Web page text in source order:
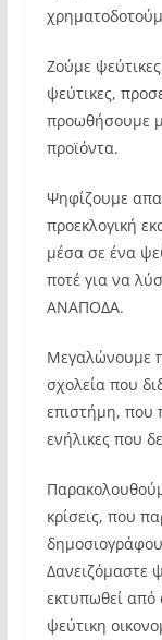
Ζούμε
ψεύτικες,
προωθήσουμε
προϊόντα.
Ψηφίζουμε
προεκλογική
μέσα σε ένα
ποτέ για να
ΑΝΑΠΟΔΑ.
Μεγαλώνουμε
σχολεία που
επιστήμη, που
ενήλικες που
κρίσεις, που
Δανειζόμαστε
εκτυπωθεί από
ψεύτικη